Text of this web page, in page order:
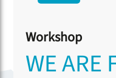
Workshop
WE ARE